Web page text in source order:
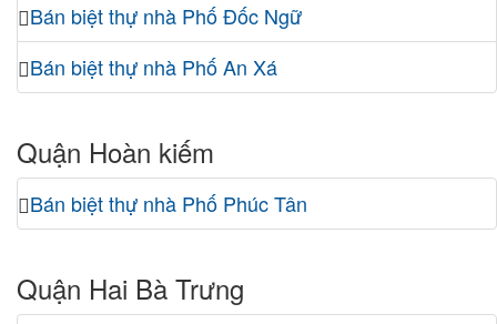
Bán biệt thự nhà Phố Đốc Ngữ
Bán biệt thự nhà Phố An Xá
Quận Hoàn kiếm
Bán biệt thự nhà Phố Phúc Tân
Quận Hai Bà Trưng